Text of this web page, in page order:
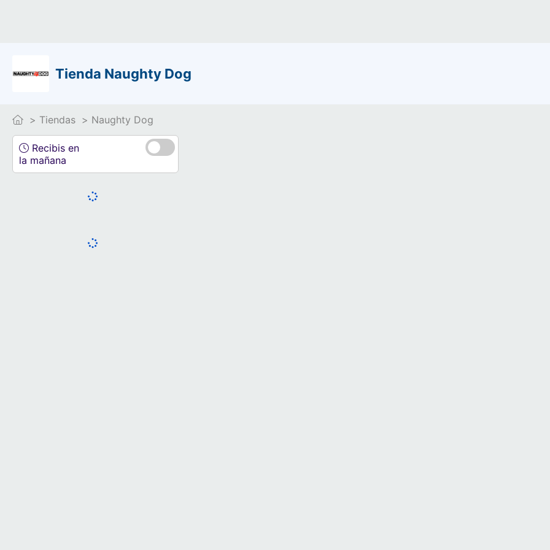
Tienda Naughty Dog
Tiendas Naughty Dog
Recibis en
la mañana